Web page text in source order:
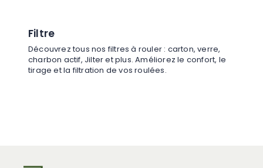
Filtre
Découvrez tous nos filtres à rouler : carton, verre,
charbon actif, Jilter et plus. Améliorez le confort, le
tirage et la filtration de vos roulées.